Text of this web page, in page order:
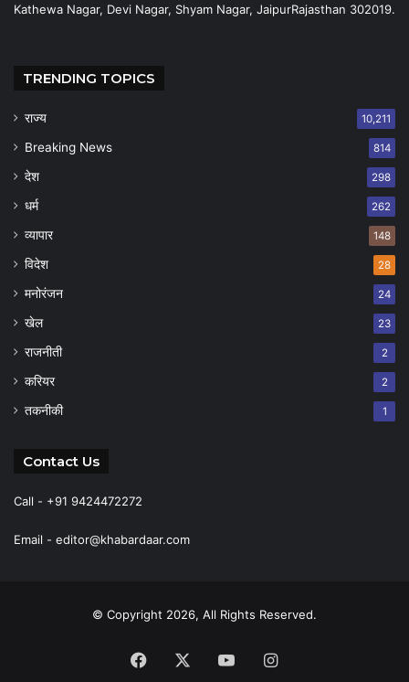
Kathewa Nagar, Devi Nagar, Shyam Nagar, JaipurRajasthan 302019.
TRENDING TOPICS
राज्य 10,211
Breaking News 814
देश 298
धर्म 262
व्यापार 148
विदेश 28
मनोरंजन 24
खेल 23
राजनीती 2
करियर 2
तकनीकी 1
Contact Us
Call - +91 9424472272
Email - editor@khabardaar.com
© Copyright 2026, All Rights Reserved.
Facebook YouTubeInstagram